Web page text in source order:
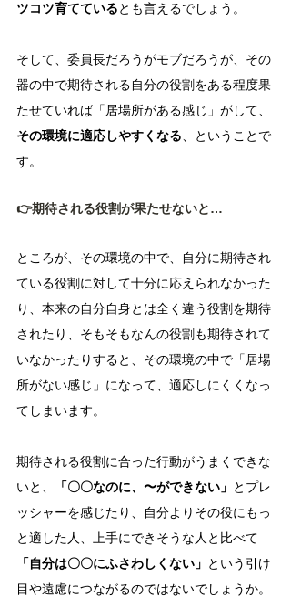
ツコツ育てているとも言えるでしょう。
そして、委員長だろうがモブだろうが、その
器の中で期待される自分の役割をある程度果
たせていれば「居場所がある感じ」がして、
その環境に適応しやすくなる 、ということで
す。
👉期待される役割が果たせないと…
ところが、その環境の中で、自分に期待され
ている役割に対して十分に応えられなかった
り、本来の自分自身とは全く違う役割を期待
されたり、そもそもなんの役割も期待されて
いなかったりすると、その環境の中で「居場
所がない感じ」になって、適応しにくくなっ
てしまいます。
期待される役割に合った行動がうまくできな
いと、
「〇〇なのに、〜ができない」 とプレ
ッシャーを感じたり、自分よりその役にもっ
と適した人、上手にできそうな人と比べて
「自分は〇〇にふさわしくない」 という引け
目や遠慮につながるのではないでしょうか。